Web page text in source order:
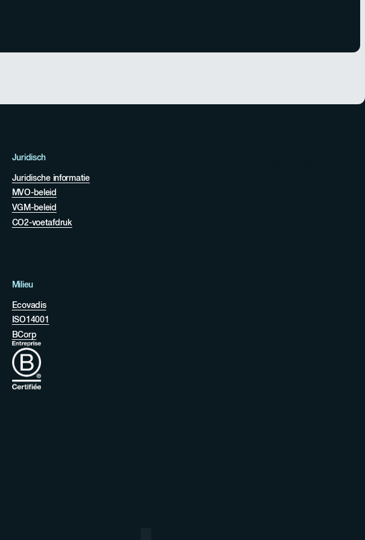
Juridisch
Juridische informatie
MVO-beleid
VGM-beleid
CO2-voetafdruk
Milieu
Ecovadis
ISO14001
BCorp